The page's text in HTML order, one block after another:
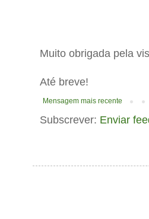
Muito obrigada pela
Até breve!
Mensagem mais recente
Subscrever: Enviar